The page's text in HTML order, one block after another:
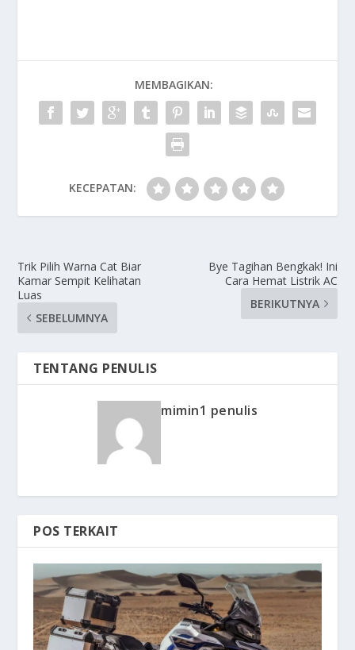
MEMBAGIKAN:
KECEPATAN:
Trik Pilih Warna Cat Biar
Kamar Sempit Kelihatan
Luas
SEBELUMNYA
Bye Tagihan Bengkak! Ini
Cara Hemat Listrik AC
BERIKUTNYA
TENTANG PENULIS
mimin1 penulis
POS TERKAIT